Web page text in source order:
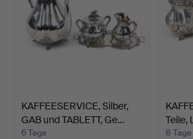
KAFFEESERVICE, Silber,
GAB und TABLETT, Ge…
6 Tage
Teile,
8 Tage